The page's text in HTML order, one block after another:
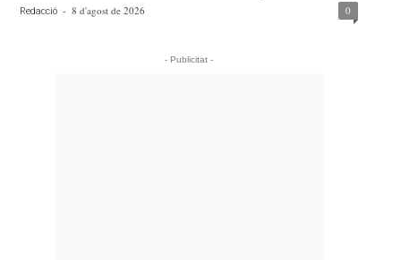
Redacció - 8 d'agost de 2026 0
- Publicitat -